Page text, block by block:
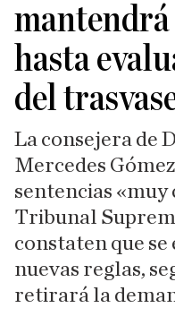
mantendrá
hasta
del
La consejera de
Mercedes
sentencias
Tribunal
constaten que
nuevas reglas,
retirará la